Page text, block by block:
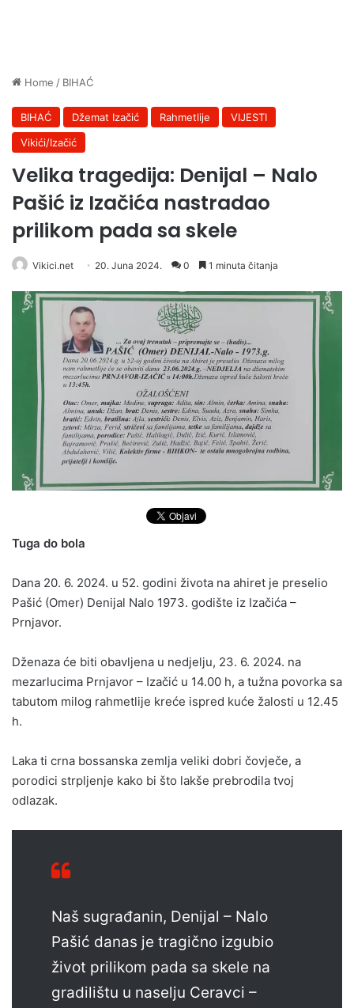
Home / BIHAĆ
BIHAĆ Džemat Izačić Rahmetlije
VIJESTI
Vikići/Izačić
Velika tragedija: Denijal – Nalo
Pašić iz Izačića nastradao
prilikom pada sa skele
Vikici.net 20. Juna 2024. 0 1 minuta čitanja
Tuga do bola
Dana 20. 6. 2024. u 52. godini života na ahiret je preselio
Pašić (Omer) Denijal Nalo 1973. godište iz Izačića –
Prnjavor.
Dženaza će biti obavljena u nedjelju, 23. 6. 2024. na
mezarlucima Prnjavor – Izačić u 14.00 h, a tužna povorka sa
tabutom milog rahmetlije kreće ispred kuće žalosti u 12.45
h.
Laka ti crna bossanska zemlja veliki dobri čovječe, a
porodici strpljenje kako bi što lakše prebrodila tvoj
odlazak.
Naš sugrađanin, Denijal – Nalo
Pašić danas je tragično izgubio
život prilikom pada sa skele na
gradilištu u naselju Ceravci –